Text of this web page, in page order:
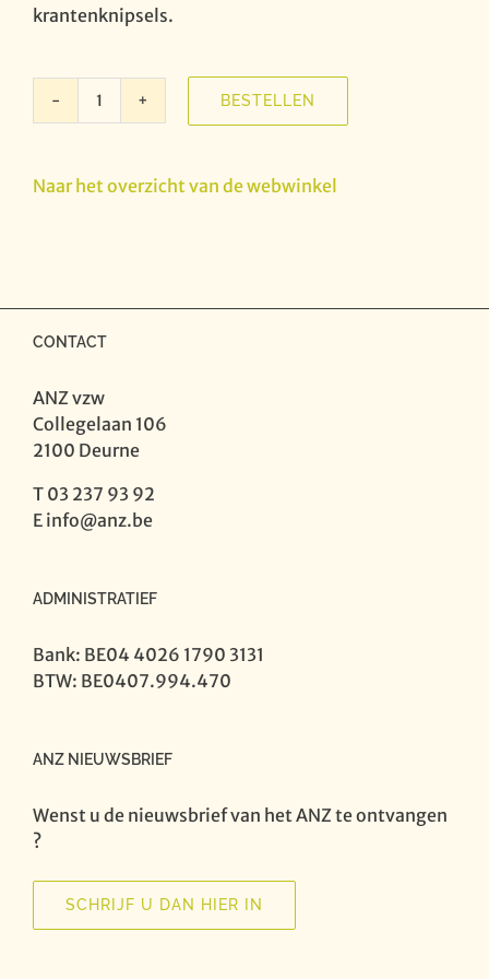
krantenknipsels.
Operazanger
Decker
aantal
BESTELLEN
Naar het overzicht van de webwinkel
CONTACT
ANZ vzw
Collegelaan 106
2100 Deurne
T 03 237 93 92
E info@anz.be
ADMINISTRATIEF
Bank: BE04 4026 1790 3131
BTW: BE0407.994.470
ANZ NIEUWSBRIEF
Wenst u de nieuwsbrief van het ANZ te ontvangen
?
SCHRIJF U DAN HIER IN